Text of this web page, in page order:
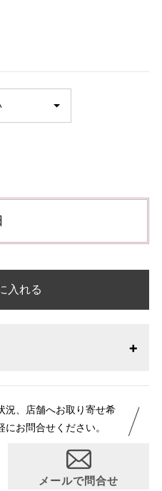
入れる
況、店舗へお取り寄せ希
お問合せください。
メールで問合せ